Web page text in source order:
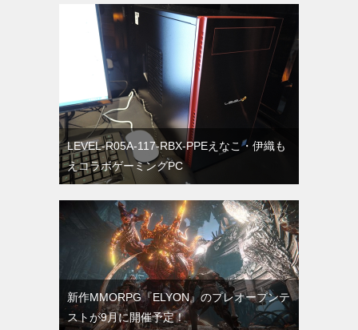
LEVEL-R05A-117-RBX-PPEえなこ・伊織も
えコラボゲーミングPC
新作MMORPG『ELYON』のプレオープンテ
ストが9月に開催予定！